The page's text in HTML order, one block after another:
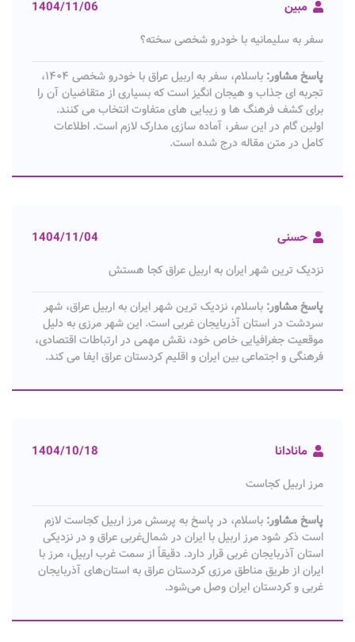
مبین 1404/11/06
سفر به سلیمانیه با خودرو شخصی سخته؟
پاسخ مشاور:
باسلام، سفر به اربیل عراق با خودرو شخصی ۱۴۰۴،
تجربه ای جذاب و هیجان انگیز است که بسیاری از متقاضیان آن را
برای کشف فرهنگ ها و زیبایی های متفاوت انتخاب می کنند.
اولین گام در این سفر، آماده سازی مدارک لازم است. اطلاعات
کامل در متن مقاله درج شده است.
حسنی 1404/11/04
نزدیک ترین شهر ایران به اربیل عراق کجا هستش
پاسخ مشاور: باسلام، نزدیک ترین شهر ایران به اربیل عراق، شهر
سردشت در استان آذربایجان غربی است. این شهر مرزی به دلیل
موقعیت جغرافیایی خاص خود، نقش مهمی در ارتباطات اقتصادی،
فرهنگی و اجتماعی بین ایران و اقلیم کردستان عراق ایفا می کند.
مانادانا 1404/10/18
مرز اربیل کجاست
پاسخ مشاور: باسلام، در پاسخ به پرسش مرز اربیل کجاست لازم
است ذکر شود مرز اربیل با ایران در شمال‌غربی عراق و در نزدیکی
استان آذربایجان غربی قرار دارد. دقیقاً از سمت غرب اربیل، مرز با
ایران از طریق مناطق مرزی کردستان عراق به استان‌های آذربایجان
غربی و کردستان ایران وصل می‌شود.